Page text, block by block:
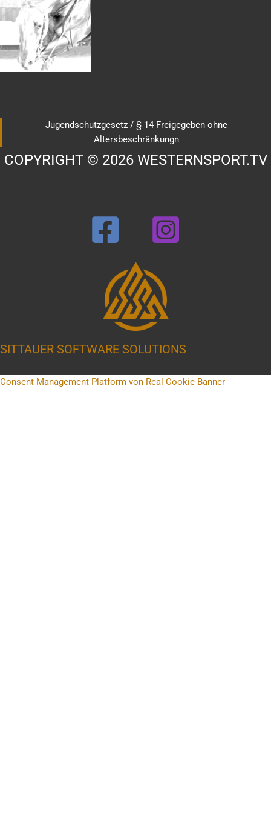
Jugendschutzgesetz / § 14 Freigegeben ohne
Altersbeschränkungn
COPYRIGHT © 2026 WESTERNSPORT.TV
SITTAUER SOFTWARE SOLUTIONS
Consent Management Platform von Real Cookie Banner